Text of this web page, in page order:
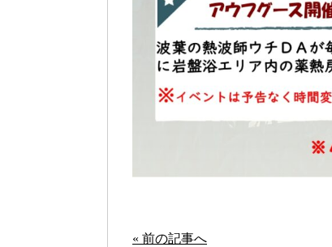
« 前の記事へ